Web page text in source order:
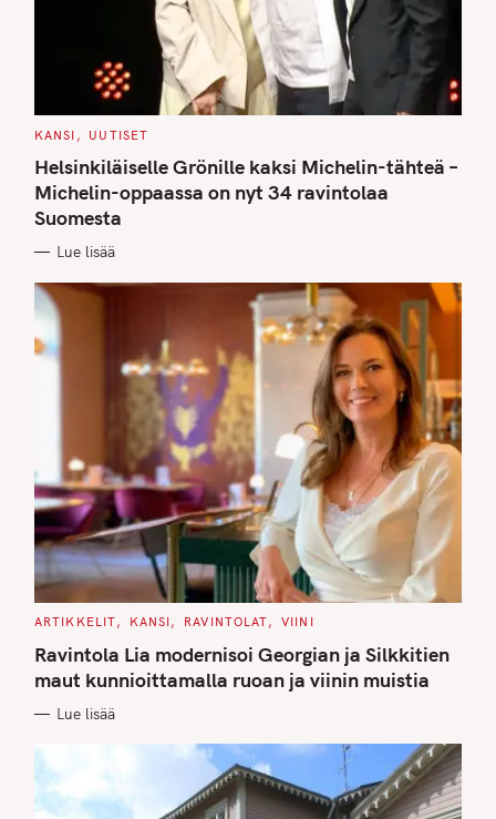
C
T
E
G
O
R
I
S
KANSI UUTISET
Helsinkiläiselle Grönille kaksi Michelin-tähteä –
Michelin-oppaassa on nyt 34 ravintolaa
Suomesta
Lue lisää
C
T
E
G
O
I
ARTIKKELIT KANSI RAVINTOLAT VIINI
Ravintola Lia modernisoi Georgian ja Silkkitien
maut kunnioittamalla ruoan ja viinin muistia
Lue lisää